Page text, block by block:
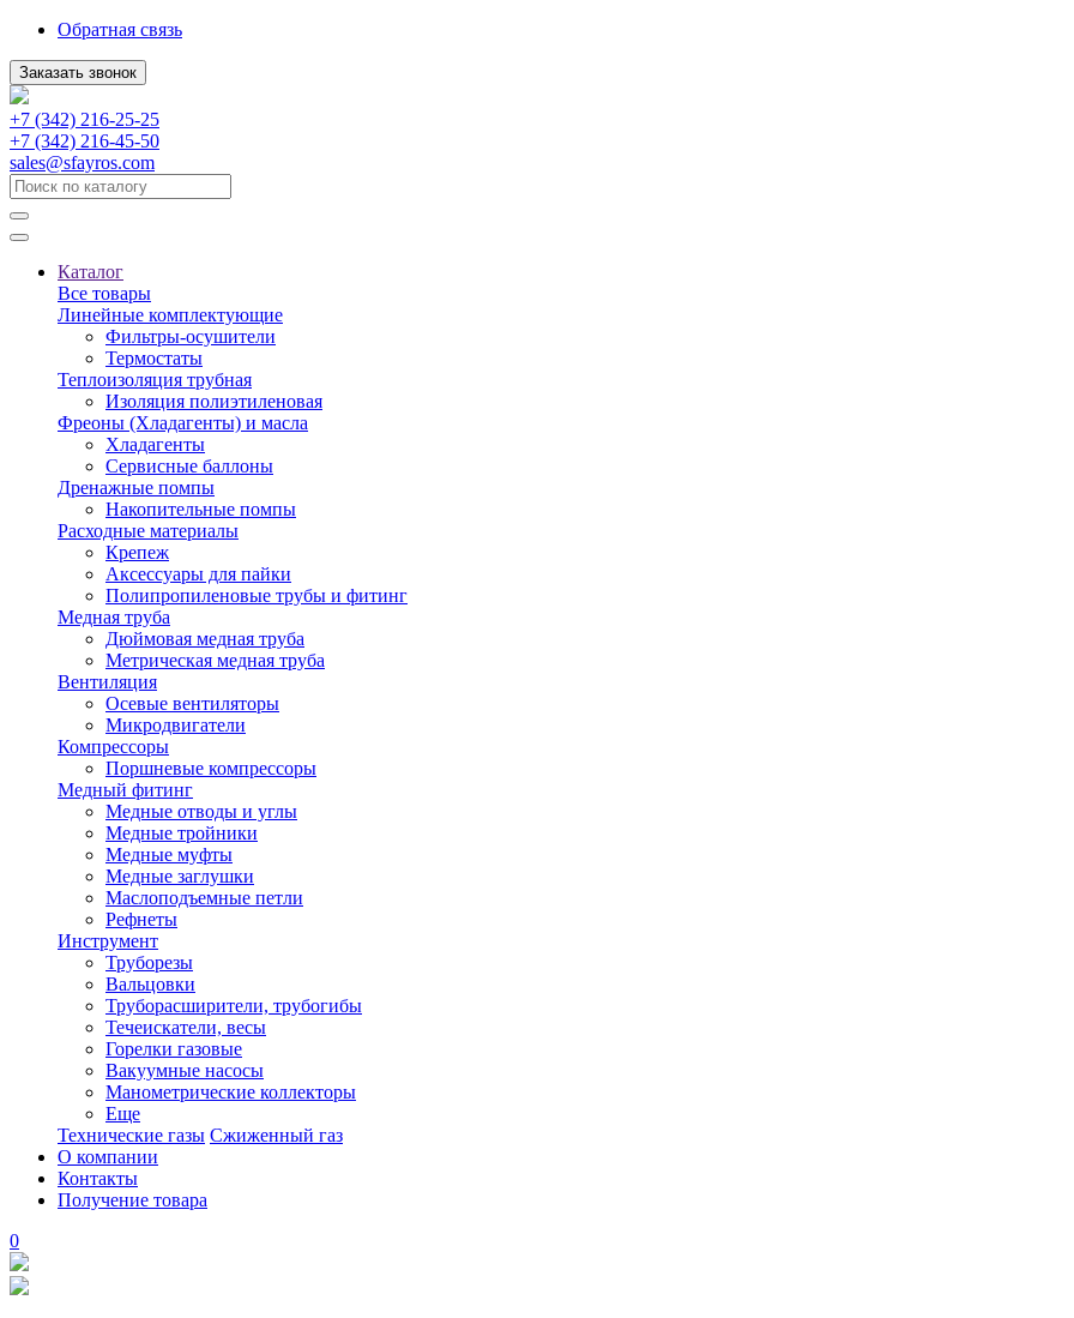
Обратная связь
Заказать звонок
+7 (342) 216-25-25
+7 (342) 216-45-50
sales@sfayros.com
Каталог
Все товары
Линейные комплектующие
Фильтры-осушители
Термостаты
Теплоизоляция трубная
Изоляция полиэтиленовая
Фреоны (Хладагенты) и масла
Хладагенты
Сервисные баллоны
Дренажные помпы
Накопительные помпы
Расходные материалы
Крепеж
Аксессуары для пайки
Полипропиленовые трубы и фитинг
Медная труба
Дюймовая медная труба
Метрическая медная труба
Вентиляция
Осевые вентиляторы
Микродвигатели
Компрессоры
Поршневые компрессоры
Медный фитинг
Медные отводы и углы
Медные тройники
Медные муфты
Медные заглушки
Маслоподъемные петли
Рефнеты
Инструмент
Труборезы
Вальцовки
Труборасширители, трубогибы
Течеискатели, весы
Горелки газовые
Вакуумные насосы
Манометрические коллекторы
Еще
Технические газы Сжиженный газ
О компании
Контакты
Получение товара
0